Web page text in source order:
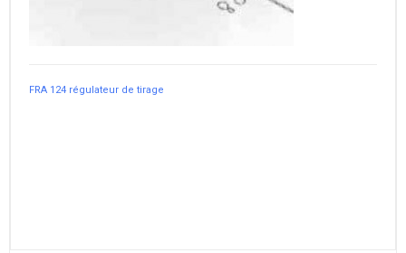
FRA 124 régulateur de tirage